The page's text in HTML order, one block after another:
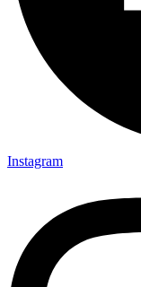
Instagram